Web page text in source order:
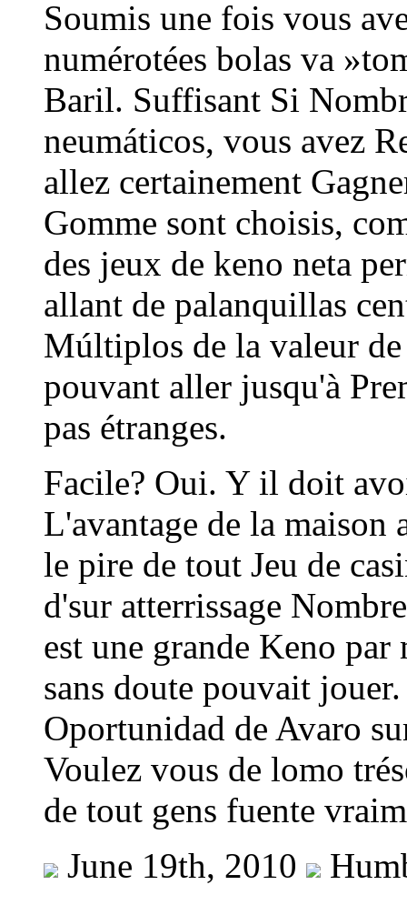
Soumis une fois vous
numérotées bolas va
Baril. Suffisant Si
neumáticos, vous avez
allez certainement
Gomme sont choisis,
des jeux de keno neta
allant de palanquillas
Múltiplos de la valeur
pouvant aller jusqu'à
pas étranges.
Facile? Oui. Y il doit
L'avantage de la maison
le pire de tout Jeu de
d'sur atterrissage
est une grande Keno
sans doute pouvait
Oportunidad de Avaro
Voulez vous de lomo
de tout gens fuente
June 19th, 2010